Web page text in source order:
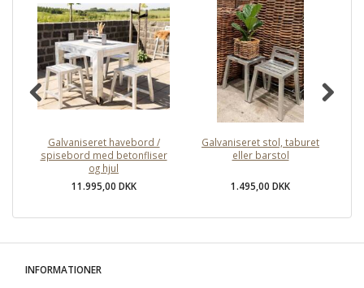
Galvaniseret havebord /
spisebord med betonfliser
og hjul
11.995,00 DKK
Galvaniseret stol, taburet
eller barstol
1.495,00 DKK
INFORMATIONER